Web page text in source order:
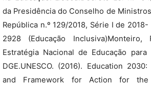
da Presidência do Conselho de
República n.º 129/2018, Série I de 2018-
2928 (Educação Inclusiva)Monteiro,
Estratégia Nacional de Educação para
DGE.UNESCO. (2016). Education
and Framework for Action for the